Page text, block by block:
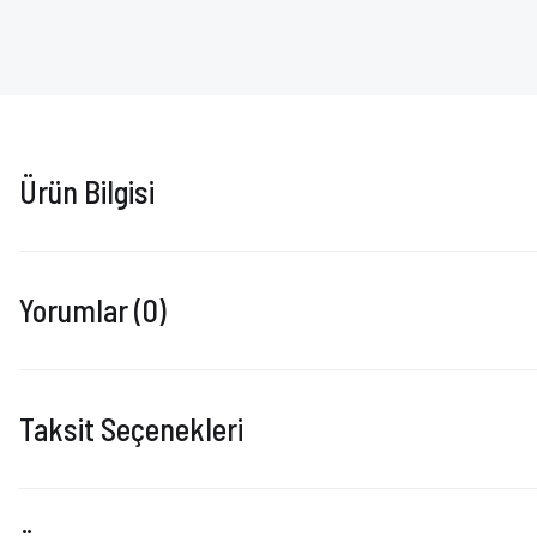
Ürün Bilgisi
Yorumlar (0)
Taksit Seçenekleri